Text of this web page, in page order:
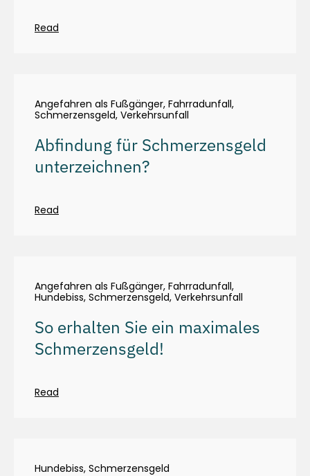
Read
Angefahren als Fußgänger, Fahrradunfall,
Schmerzensgeld, Verkehrsunfall
Abfindung für Schmerzensgeld
unterzeichnen?
Read
Angefahren als Fußgänger, Fahrradunfall,
Hundebiss, Schmerzensgeld, Verkehrsunfall
So erhalten Sie ein maximales
Schmerzensgeld!
Read
Hundebiss, Schmerzensgeld